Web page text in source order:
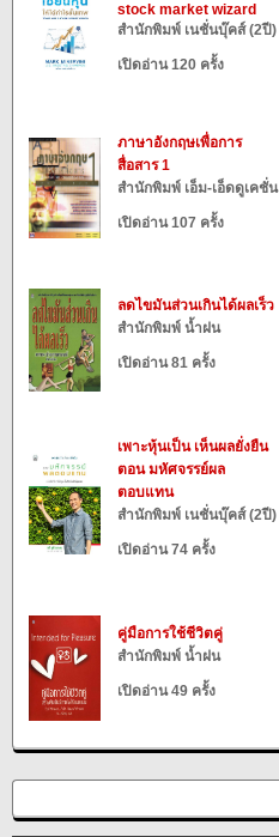
stock market wizard
สำนักพิมพ์ เนชั่นบุ๊คส์ (2ปี)
เปิดอ่าน 120 ครั้ง
ภาษาอังกฤษเพื่อการ
สื่อสาร 1
สำนักพิมพ์ เอ็ม-เอ็ดดูเคชั่น
เปิดอ่าน 107 ครั้ง
ลดไขมันส่วนเกินได้ผลเร็ว
สำนักพิมพ์ น้ำฝน
เปิดอ่าน 81 ครั้ง
เพาะหุ้นเป็น เห็นผลยั่งยืน
ตอน มหัศจรรย์ผล
ตอบแทน
สำนักพิมพ์ เนชั่นบุ๊คส์ (2ปี)
เปิดอ่าน 74 ครั้ง
คู่มือการใช้ชีวิตคู่
สำนักพิมพ์ น้ำฝน
เปิดอ่าน 49 ครั้ง